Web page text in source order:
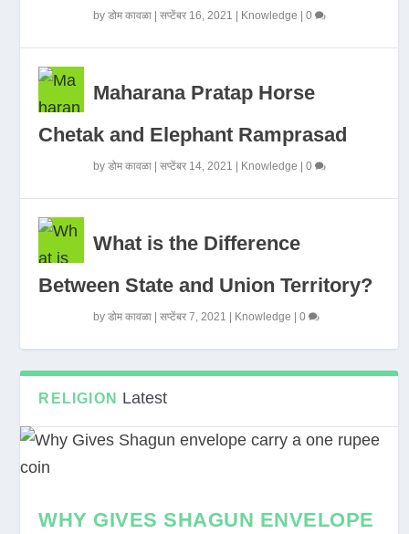
byडोम कावळा |सप्टेंबर 16, 2021 Knowledge |0
Maharana Pratap Horse
Chetak and Elephant Ramprasad
byडोम कावळा |सप्टेंबर 14, 2021 Knowledge |0
What is the Difference
Between State and Union Territory?
byडोम कावळा |सप्टेंबर 7, 2021 Knowledge |0
RELIGION Latest
WHY GIVES SHAGUN ENVELOPE